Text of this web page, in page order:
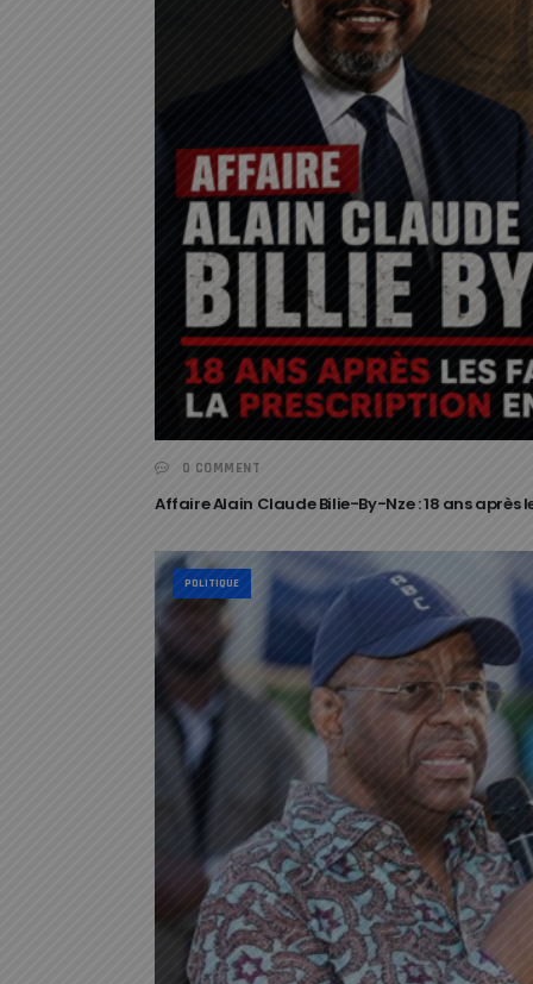
0 COMMENT
Affaire Alain Claude Bilie-By-Nze : 18 ans
POLITIQUE